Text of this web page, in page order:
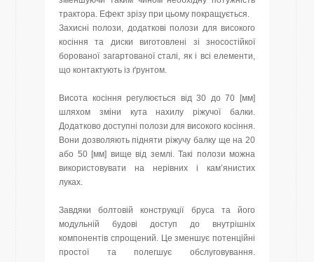
трактора. Ефект зрізу при цьому покращується.
Захисні полози, додаткові полози для високого
косіння та диски виготовлені зі зносостійкої
борованої загартованої сталі, як і всі елементи,
що контактують із ґрунтом.
Висота косіння регулюється від 30 до 70 [мм]
шляхом зміни кута нахилу ріжучої балки.
Додатково доступні полози для високого косіння.
Вони дозволяють підняти ріжучу балку ще на 20
або 50 [мм] вище від землі. Такі полози можна
використовувати на нерівних і кам’янистих
луках.
Завдяки болтовій конструкції бруса та його
модульній будові доступ до внутрішніх
компонентів спрощений. Це зменшує потенційні
простої та полегшує обслуговування.